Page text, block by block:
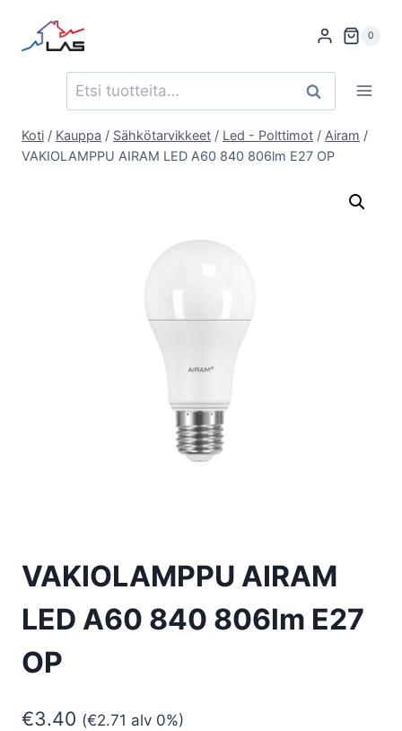
sisältöön
0
Etsi: Haku
Koti / Kauppa / Sähkötarvikkeet / Led - Polttimot / Airam /
VAKIOLAMPPU AIRAM LED A60 840 806lm E27 OP
VAKIOLAMPPU AIRAM
LED A60 840 806lm E27
OP
€3.40 (€2.71 alv 0%)